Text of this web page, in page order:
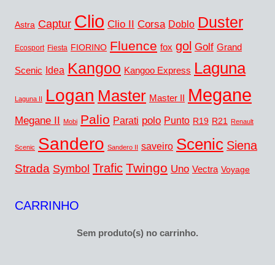
Astra Captur Clio Clio II Corsa Doblo Duster
Ecosport Fiesta FIORINO Fluence fox gol Golf Grand
Scenic Idea Kangoo Kangoo Express Laguna
Laguna II Logan Master Master II Megane
Megane II Mobi Palio Parati polo Punto R19 R21 Renault
Scenic Sandero Sandero II saveiro Scenic Siena
Strada Symbol Trafic Twingo Uno Vectra Voyage
CARRINHO
Sem produto(s) no carrinho.